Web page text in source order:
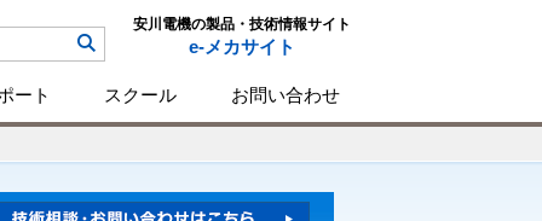
安川電機の製品・技術情報サイト
e-メカサイト
ート スクール お問い合わせ